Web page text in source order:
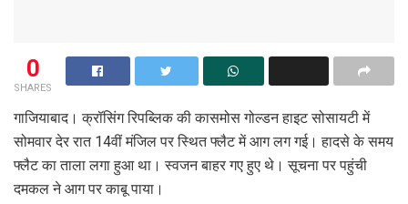
0
SHARES
गाजियाबाद। क्रॉसिंग रिपब्लिक की कासमोस गोल्डन हाइट सोसायटी में
सोमवार देर रात 14वीं मंजिल पर स्थित फ्लैट में आग लग गई। हादसे के समय
फ्लैट का ताला लगा हुआ था। स्वजन बाहर गए हुए थे। सूचना पर पहुंची
दमकल ने आग पर काबू पाया।